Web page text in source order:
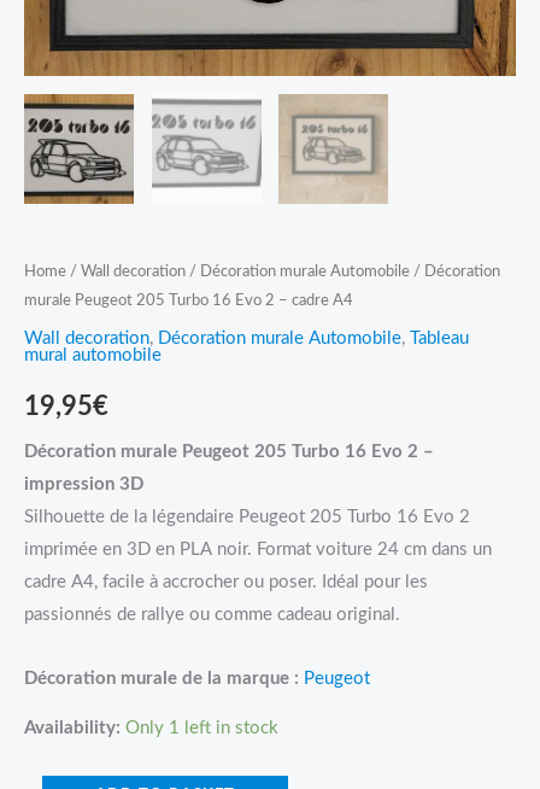
Home / Wall decoration / Décoration murale Automobile / Décoration
murale Peugeot 205 Turbo 16 Evo 2 – cadre A4
Wall decoration, Décoration murale Automobile,
Tableau
mural automobile
19,95€
Décoration murale Peugeot 205 Turbo 16 Evo 2 –
impression 3D
Silhouette de la légendaire Peugeot 205 Turbo 16 Evo 2
imprimée en 3D en PLA noir. Format voiture 24 cm dans un
cadre A4, facile à accrocher ou poser. Idéal pour les
passionnés de rallye ou comme cadeau original.
Décoration murale de la marque : Peugeot
Availability: Only 1 left in stock
cadre
quantity